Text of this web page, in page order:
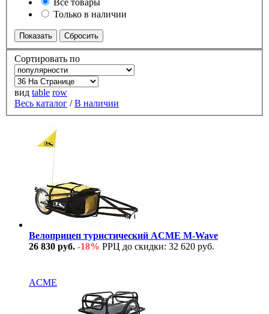
Только в наличии
Сортировать по
вид table row
Весь каталог /В наличии
Велоприцеп туристический ACME M-Wave
26 830 руб. -18% РРЦ до скидки: 32 620 руб.
ACME